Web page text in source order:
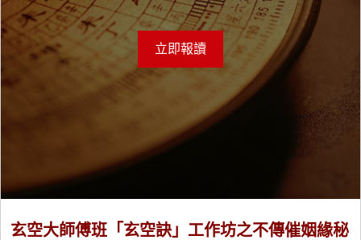
立即報讀
玄空大師傅班「玄空訣」工作坊之不傳催姻緣秘